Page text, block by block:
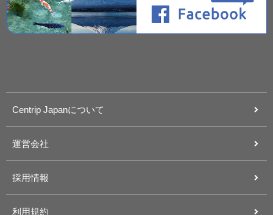
Centrip Japanについて
運営会社
採用情報
利用規約